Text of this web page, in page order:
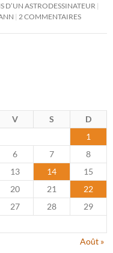
D’UN ASTRODESSINATEUR
2 COMMENTAIRES
V S
D
1
6 7
8
13 14
15
20 21
22
27 28
29
Août »